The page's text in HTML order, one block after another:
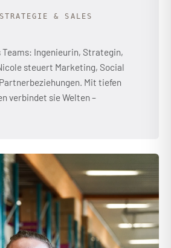
& SALES
Teams: Ingenieurin, Strategin,
steuert Marketing, Social
Mit tiefen
verbindet sie Welten –